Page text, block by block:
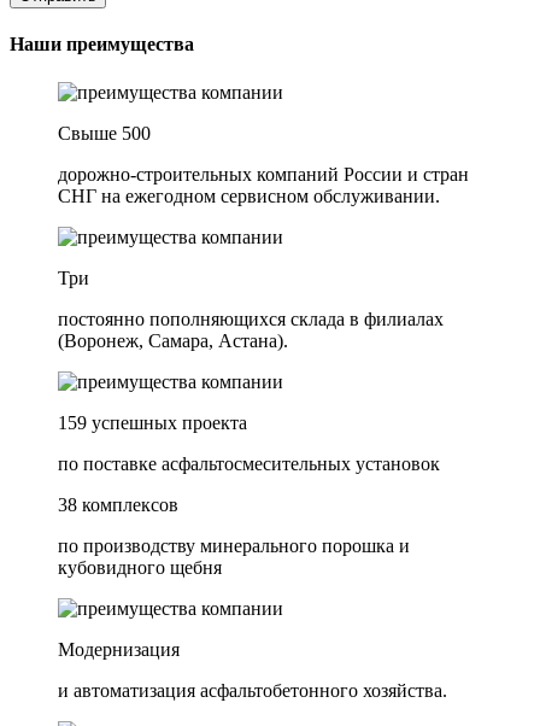
Наши преимущества
Свыше 500
дорожно-строительных компаний России и стран
СНГ на ежегодном сервисном обслуживании.
Три
постоянно пополняющихся склада в филиалах
(Воронеж, Самара, Астана).
159 успешных проекта
по поставке асфальтосмесительных установок
38 комплексов
по производству минерального порошка и
кубовидного щебня
Модернизация
и автоматизация асфальтобетонного хозяйства.